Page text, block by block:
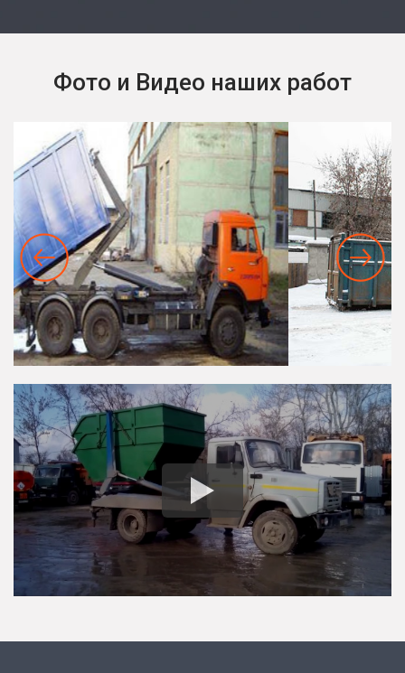
Фото и Видео наших работ